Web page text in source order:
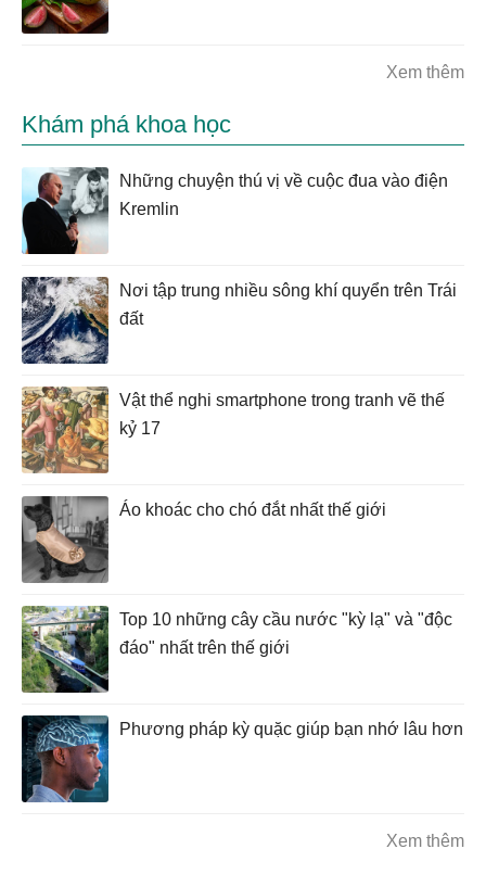
Xem thêm
Khám phá khoa học
Những chuyện thú vị về cuộc đua vào điện
Kremlin
Nơi tập trung nhiều sông khí quyển trên Trái
đất
Vật thể nghi smartphone trong tranh vẽ thế
kỷ 17
Áo khoác cho chó đắt nhất thế giới
Top 10 những cây cầu nước "kỳ lạ" và "độc
đáo" nhất trên thế giới
Phương pháp kỳ quặc giúp bạn nhớ lâu hơn
Xem thêm